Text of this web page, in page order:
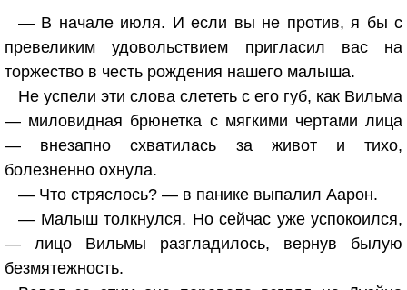
— В начале июля. И если вы не против, я бы с
превеликим удовольствием пригласил вас на
торжество в честь рождения нашего малыша.
Не успели эти слова слететь с его губ, как Вильма
— миловидная брюнетка с мягкими чертами лица
— внезапно схватилась за живот и тихо,
болезненно охнула.
— Что стряслось? — в панике выпалил Аарон.
— Малыш толкнулся. Но сейчас уже успокоился,
— лицо Вильмы разгладилось, вернув былую
безмятежность.